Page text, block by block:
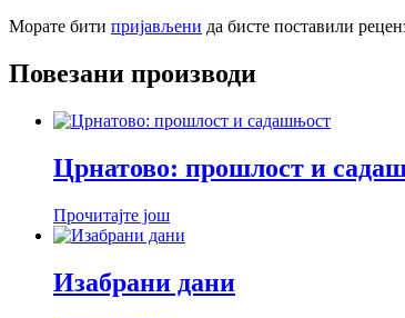
Морате бити пријављени да бисте поставили
Повезани производи
Црнатово: прошлост и
Прочитајте још
Изабрани дани